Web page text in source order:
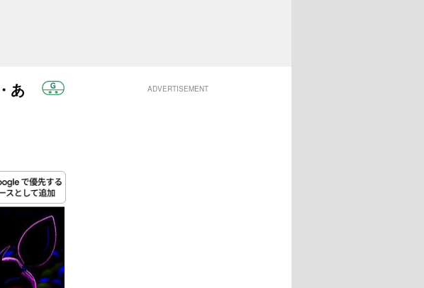
あ
ADVERTISEMENT